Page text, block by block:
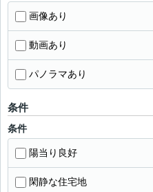
画像あり
動画あり
パノラマあり
条件
条件
陽当り良好
閑静な住宅地